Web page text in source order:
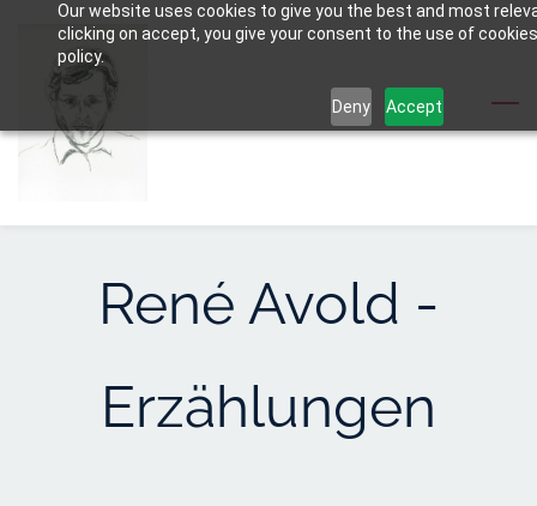
Our website uses cookies to give you the best and most
clicking on accept, you give your consent to the use of
policy.
Deny Accept
content
René Avold -
Erzählungen